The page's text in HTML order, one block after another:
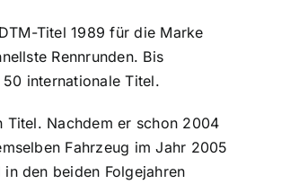
Titel 1989 für die Marke
Rennrunden. Bis
internationale Titel.
Titel. Nachdem er schon 2004
Fahrzeug im Jahr 2005
den beiden Folgejahren